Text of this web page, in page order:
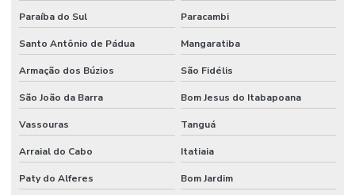
Paraíba do Sul Paracambi
Santo Antônio de Pádua Mangaratiba
Armação dos Búzios São Fidélis
São João da Barra Bom Jesus do Itabapoana
Vassouras Tanguá
Arraial do Cabo Itatiaia
Paty do Alferes Bom Jardim